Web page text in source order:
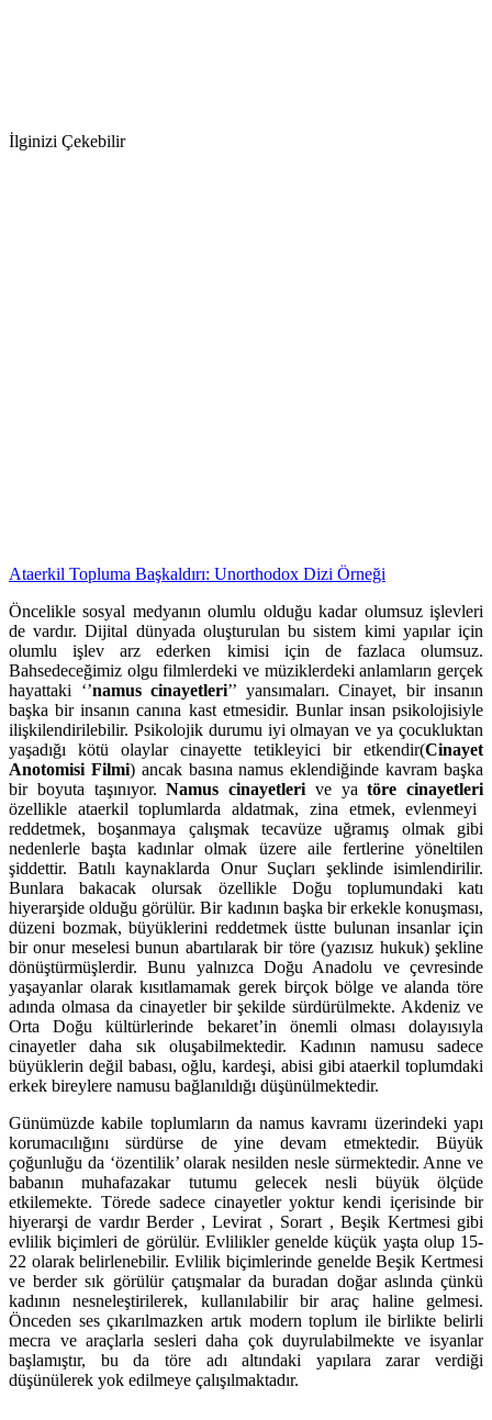
İlginizi Çekebilir
Ataerkil Topluma Başkaldırı: Unorthodox Dizi Örneği
Öncelikle sosyal medyanın olumlu olduğu kadar olumsuz işlevleri
de vardır. Dijital dünyada oluşturulan bu sistem kimi yapılar için
olumlu işlev arz ederken kimisi için de fazlaca olumsuz.
Bahsedeceğimiz olgu filmlerdeki ve müziklerdeki anlamların gerçek
hayattaki ‘’namus cinayetleri’’ yansımaları. Cinayet, bir insanın
başka bir insanın canına kast etmesidir. Bunlar insan psikolojisiyle
ilişkilendirilebilir. Psikolojik durumu iyi olmayan ve ya çocukluktan
yaşadığı kötü olaylar cinayette tetikleyici bir etkendir(Cinayet
Anotomisi Filmi) ancak basına namus eklendiğinde kavram başka
bir boyuta taşınıyor.Namus cinayetleri ve yatöre cinayetleri
özellikle ataerkil toplumlarda aldatmak, zina etmek, evlenmeyi
reddetmek, boşanmaya çalışmak tecavüze uğramış olmak gibi
nedenlerle başta kadınlar olmak üzere aile fertlerine yöneltilen
şiddettir. Batılı kaynaklarda Onur Suçları şeklinde isimlendirilir.
Bunlara bakacak olursak özellikle Doğu toplumundaki katı
hiyerarşide olduğu görülür. Bir kadının başka bir erkekle konuşması,
düzeni bozmak, büyüklerini reddetmek üstte bulunan insanlar için
bir onur meselesi bunun abartılarak bir töre (yazısız hukuk) şekline
dönüştürmüşlerdir. Bunu yalnızca Doğu Anadolu ve çevresinde
yaşayanlar olarak kısıtlamamak gerek birçok bölge ve alanda töre
adında olmasa da cinayetler bir şekilde sürdürülmekte. Akdeniz ve
Orta Doğu kültürlerinde bekaret’in önemli olması dolayısıyla
cinayetler daha sık oluşabilmektedir. Kadının namusu sadece
büyüklerin değil babası, oğlu, kardeşi, abisi gibi ataerkil toplumdaki
erkek bireylere namusu bağlanıldığı düşünülmektedir.
Günümüzde kabile toplumların da namus kavramı üzerindeki yapı
korumacılığını sürdürse de yine devam etmektedir. Büyük
çoğunluğu da ‘özentilik’ olarak nesilden nesle sürmektedir. Anne ve
babanın muhafazakar tutumu gelecek nesli büyük ölçüde
etkilemekte. Törede sadece cinayetler yoktur kendi içerisinde bir
hiyerarşi de vardır Berder , Levirat , Sorart , Beşik Kertmesi gibi
evlilik biçimleri de görülür. Evlilikler genelde küçük yaşta olup 15-
22 olarak belirlenebilir. Evlilik biçimlerinde genelde Beşik Kertmesi
ve berder sık görülür çatışmalar da buradan doğar aslında çünkü
kadının nesneleştirilerek, kullanılabilir bir araç haline gelmesi.
Önceden ses çıkarılmazken artık modern toplum ile birlikte belirli
mecra ve araçlarla sesleri daha çok duyrulabilmekte ve isyanlar
başlamıştır, bu da töre adı altındaki yapılara zarar verdiği
düşünülerek yok edilmeye çalışılmaktadır.